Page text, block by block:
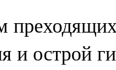
и острой